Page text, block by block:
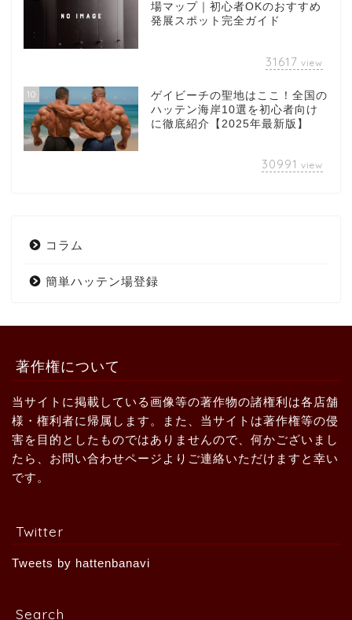
場マップ｜初心者OKのおすすめ
発展スポット完全ガイド
31617 view
10
ゲイビーチの聖地はここ！全国の
ハッテン海岸10選を初心者向け
に徹底紹介【2025年最新版】
30991 view
コラム
簡単ハッテン場登録
著作権について
当サイトに掲載している画像等の著作物の諸権利は各店舗
様・権利者に帰属します。また、当サイトは著作権等の侵
害を目的としたものではありませんので、何かございまし
たら、お問い合わせページよりご連絡いただけますと幸い
です。
Twitter
Tweets by hattenbanavi
Search